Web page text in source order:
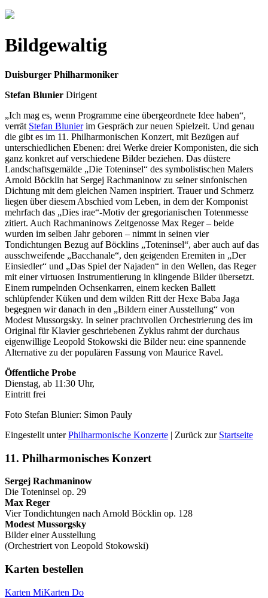
Bildgewaltig
Duisburger Philharmoniker
Stefan Blunier Dirigent
„Ich mag es, wenn Programme eine übergeordnete Idee haben“,
verrät Stefan Blunierim Gespräch zur neuen Spielzeit. Und genau
die gibt es im 11. Philharmonischen Konzert, mit Bezügen auf
unterschiedlichen Ebenen: drei Werke dreier Komponisten, die sich
ganz konkret auf verschiedene Bilder beziehen. Das düstere
Landschaftsgemälde „Die Toteninsel“ des symbolistischen Malers
Arnold Böcklin hat Sergej Rachmaninow zu seiner sinfonischen
Dichtung mit dem gleichen Namen inspiriert. Trauer und Schmerz
liegen über diesem Abschied vom Leben, in dem der Komponist
mehrfach das „Dies irae“-Motiv der gregorianischen Totenmesse
zitiert. Auch Rachmaninows Zeitgenosse Max Reger – beide
wurden im selben Jahr geboren – nimmt in seinen vier
Tondichtungen Bezug auf Böcklins „Toteninsel“, aber auch auf das
ausschweifende „Bacchanale“, den geigenden Eremiten in „Der
Einsiedler“ und „Das Spiel der Najaden“ in den Wellen, das Reger
mit einer virtuosen Instrumentierung in klingende Bilder übersetzt.
Einem rumpelnden Ochsenkarren, einem kecken Ballett
schlüpfender Küken und dem wilden Ritt der Hexe Baba Jaga
begegnen wir danach in den „Bildern einer Ausstellung“ von
Modest Mussorgsky. In seiner prachtvollen Orchestrierung des im
Original für Klavier geschriebenen Zyklus rahmt der durchaus
eigenwillige Leopold Stokowski die Bilder neu: eine spannende
Alternative zu der populären Fassung von Maurice Ravel.
Öffentliche Probe
Dienstag, ab 11:30 Uhr,
Eintritt frei
Foto Stefan Blunier: Simon Pauly
Eingestellt unterPhilharmonische Konzerte | Zurück zur Startseite
11. Philharmonisches Konzert
Sergej Rachmaninow
Die Toteninsel op. 29
Max Reger
Vier Tondichtungen nach Arnold Böcklin op. 128
Modest Mussorgsky
Bilder einer Ausstellung
(Orchestriert von Leopold Stokowski)
Karten bestellen
Karten MiKarten Do